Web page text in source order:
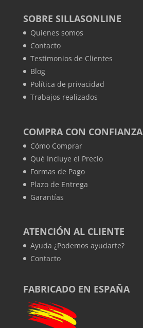
SOBRE SILLASONLINE
Quienes somos
Contacto
Testimonios de Clientes
Blog
Política de privacidad
Trabajos realizados
COMPRA CON CONFIANZA
Cómo Comprar
Qué Incluye el Precio
Formas de Pago
Plazo de Entrega
Garantías
ATENCIÓN AL CLIENTE
Ayuda ¿Podemos ayudarte?
Contacto
FABRICADO EN ESPAÑA